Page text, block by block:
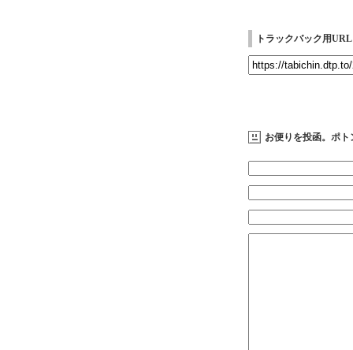
トラックバック用URL
お便りを投函。ポト